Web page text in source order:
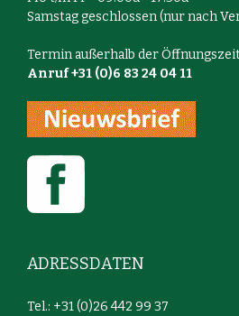
Samstag geschlossen (nur nach
Termin außerhalb der
Anruf +31 (0)6 83 24 04 11
ADRESSDATEN
Tel.: +31 (0)26 442 99 37